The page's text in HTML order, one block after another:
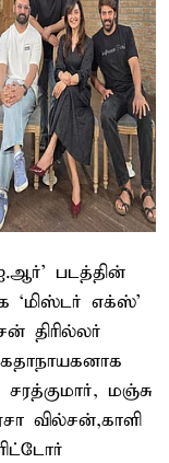
படத்தின்
எக்ஸ்’
திரில்லர்
மஞ்சு
வில்சன்,காளி